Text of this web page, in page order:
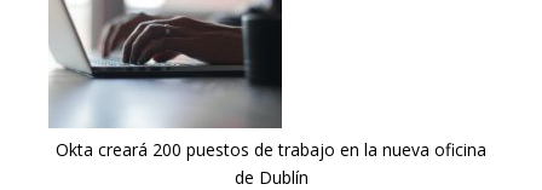
Okta creará 200 puestos de trabajo en la nueva oficina
de Dublín